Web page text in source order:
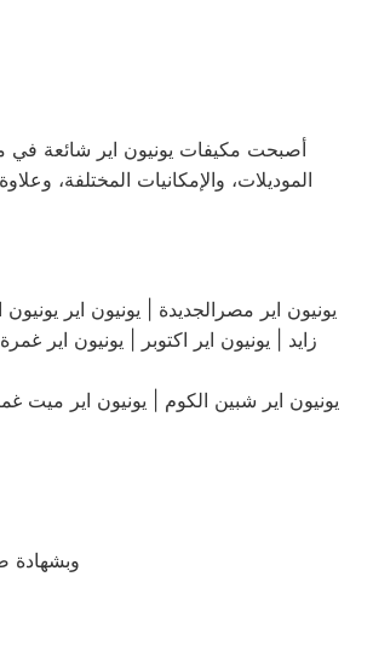
أصبحت مكيفات يونيون اير شائعة في
الموديلات، والإمكانيات المختلفة،
زايد | يونيون اير اكتوبر | يونيون اير
يونيون اير شبين الكوم | يونيون اير ميت
وبشهادة